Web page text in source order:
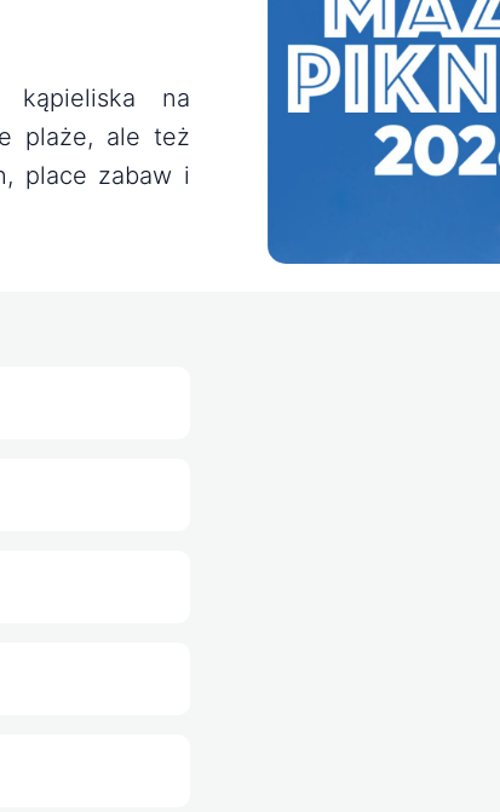
kąpieliska na
plaże, ale też
place zabaw i